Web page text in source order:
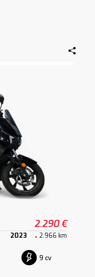
2.290 €
2023 2.966 km
9 cv